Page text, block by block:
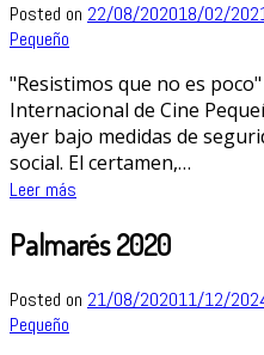
Posted on 22/08/202018/02/
Pequeño
"Resistimos que no es
Internacional de Cine
ayer bajo medidas de
social. El certamen,…
Leer más
Palmarés 2020
Posted on 21/08/202011/12/
Pequeño